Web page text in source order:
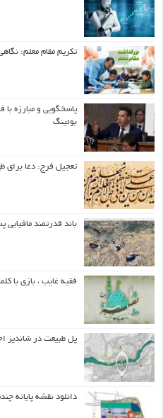
تکریم مقام معلم:
پاسخگویی و مبارزه با
بوئینگ
تعجیل فرج: دعا برای
باند قدرتمند
فقیه غایب ، بازی با
پل طبیعت در شاندیز
دانلود نقشه پایانه